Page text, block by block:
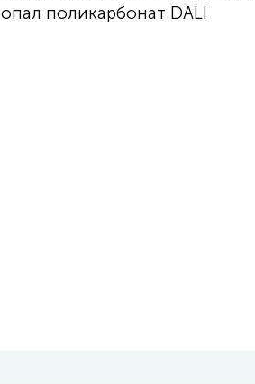
опал поликарбонат DALI